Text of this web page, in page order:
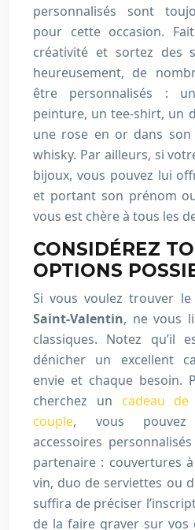
personnalisés sont
pour cette occasion.
créativité et sortez des
heureusement, de
être personnalisés :
peinture, un tee-shirt, un
une rose en or dans
whisky. Par ailleurs, si
bijoux, vous pouvez lui
et portant son prénom
vous est chère à tous les
CONSIDÉREZ
OPTIONS
Si vous voulez trouver
Saint-Valentin, ne vous
classiques. Notez qu’il
dénicher un excellent
envie et chaque besoin.
cherchez un cadeau
couple, vous pouvez
accessoires
partenaire : couvertures
vin, duo de serviettes ou
suffira de préciser
de la faire graver sur vos